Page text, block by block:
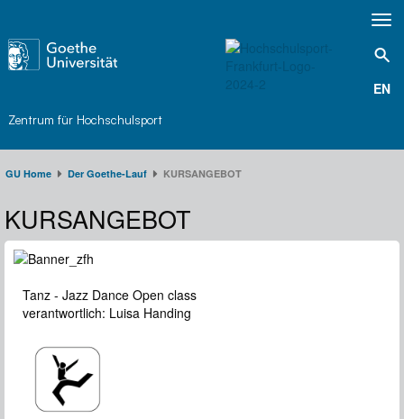
Zentrum für Hochschulsport
EN
GU Home Der Goethe-Lauf​ KURSANGEBOT
KURSANGEBOT
Tanz - Jazz Dance Open class
verantwortlich: Luisa Handing